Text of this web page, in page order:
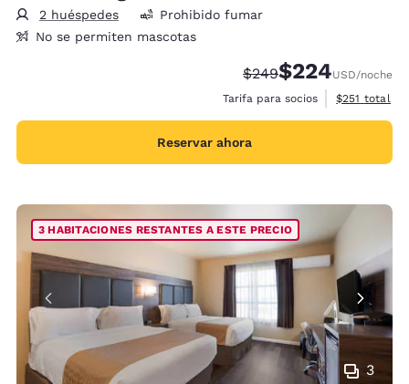
2 huéspedes
Prohibido fumar
No se permiten mascotas
Precio tachado:
$249Precio con
$224USD/noche
Tarifa para socios
Ver detalles
$251 total
Reservar ahora
3
3 HABITACIONES RESTANTES A ESTE PRECIO